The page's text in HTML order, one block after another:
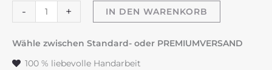
-
Taufkerze
"Flowerloop"
blau
+ IN DEN WARENKORB
Wähle zwischen Standard- oder PREMIUMVERSAND
100 % liebevolle Handarbeit